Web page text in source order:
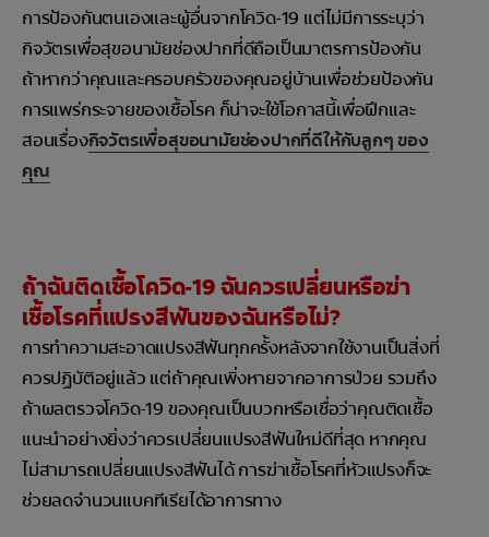
การป้องกันตนเองและผู้อื่นจากโควิด-19 แต่ไม่มีการระบุว่า
กิจวัตรเพื่อสุขอนามัยช่องปากที่ดีถือเป็นมาตรการป้องกัน
ถ้าหากว่าคุณและครอบครัวของคุณอยู่บ้านเพื่อช่วยป้องกัน
การแพร่กระจายของเชื้อโรค ก็น่าจะใช้โอกาสนี้เพื่อฝึกและ
สอนเรื่องกิจวัตรเพื่อสุขอนามัยช่องปากที่ดีให้กับลูกๆ ของ
คุณ
ถ้าฉันติดเชื้อโควิด-19 ฉันควรเปลี่ยนหรือฆ่า
เชื้อโรคที่แปรงสีฟันของฉันหรือไม่?
การทำความสะอาดแปรงสีฟันทุกครั้งหลังจากใช้งานเป็นสิ่งที่
ควรปฏิบัติอยู่แล้ว แต่ถ้าคุณเพิ่งหายจากอาการป่วย รวมถึง
ถ้าผลตรวจโควิด-19 ของคุณเป็นบวกหรือเชื่อว่าคุณติดเชื้อ
แนะนำอย่างยิ่งว่าควรเปลี่ยนแปรงสีฟันใหม่ดีที่สุด หากคุณ
ไม่สามารถเปลี่ยนแปรงสีฟันได้ การฆ่าเชื้อโรคที่หัวแปรงก็จะ
ช่วยลดจำนวนแบคทีเรียได้อาการทาง